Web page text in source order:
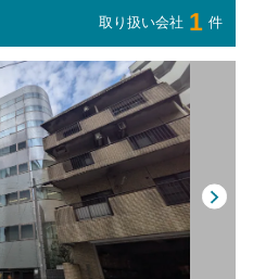
取り扱い会社 1 件